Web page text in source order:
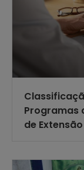
Programas
de Extensão